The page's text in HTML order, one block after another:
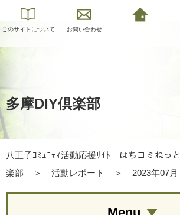
このサイトについて お問い合わせ
多摩DIY倶楽部
八王子ｺﾐｭﾆﾃｨ活動応援ｻｲﾄ はちコミねっと
楽部
＞ 活動レポート ＞ 2023年07月